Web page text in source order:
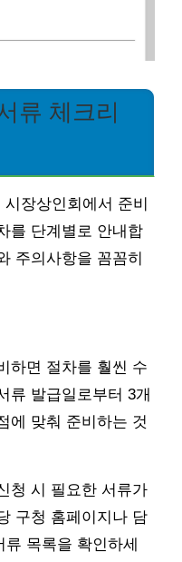
류 체크리
장상인회에서 준비
를 단계별로 안내합
주의사항을 꼼꼼히
하면 절차를 훨씬 수
류 발급일로부터 3개
에 맞춰 준비하는 것
청 시 필요한 서류가
구청 홈페이지나 담
목록을 확인하세